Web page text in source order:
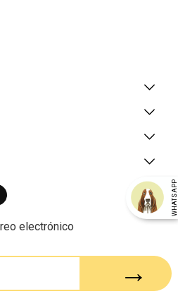
WHATSAPP